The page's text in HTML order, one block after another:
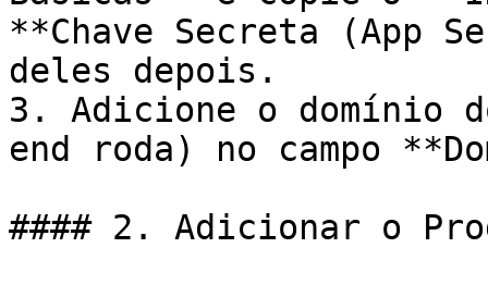
**Chave Secreta (App
deles depois.
3. Adicione o domínio
end roda) no campo
#### 2. Adicionar o